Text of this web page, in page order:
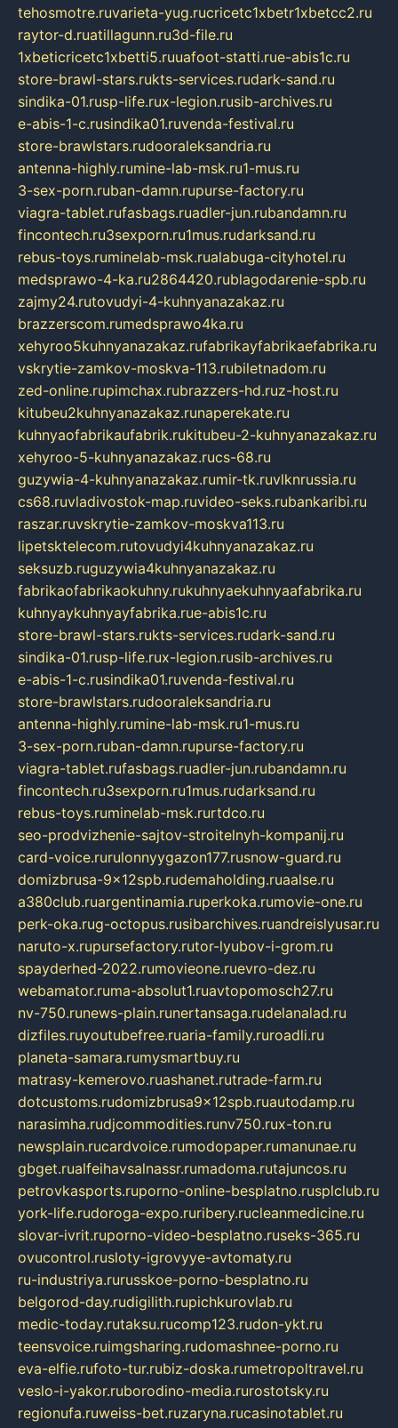
tehosmotre.ruvarieta-yug.rucricetc1xbetr1xbetcc2.ru
raytor-d.ruatillagunn.ru3d-file.ru
1xbeticricetc1xbetti5.ruuafoot-statti.rue-abis1c.ru
store-brawl-stars.rukts-services.rudark-sand.ru
sindika-01.rusp-life.rux-legion.rusib-archives.ru
e-abis-1-c.rusindika01.ruvenda-festival.ru
store-brawlstars.rudooraleksandria.ru
antenna-highly.rumine-lab-msk.ru1-mus.ru
3-sex-porn.ruban-damn.rupurse-factory.ru
viagra-tablet.rufasbags.ruadler-jun.rubandamn.ru
fincontech.ru3sexporn.ru1mus.rudarksand.ru
rebus-toys.ruminelab-msk.rualabuga-cityhotel.ru
medsprawo-4-ka.ru2864420.rublagodarenie-spb.ru
zajmy24.rutovudyi-4-kuhnyanazakaz.ru
brazzerscom.rumedsprawo4ka.ru
xehyroo5kuhnyanazakaz.rufabrikayfabrikaefabrika.ru
vskrytie-zamkov-moskva-113.rubiletnadom.ru
zed-online.rupimchax.rubrazzers-hd.ruz-host.ru
kitubeu2kuhnyanazakaz.runaperekate.ru
kuhnyaofabrikaufabrik.rukitubeu-2-kuhnyanazakaz.ru
xehyroo-5-kuhnyanazakaz.rucs-68.ru
guzywia-4-kuhnyanazakaz.rumir-tk.ruvlknrussia.ru
cs68.ruvladivostok-map.ruvideo-seks.rubankaribi.ru
raszar.ruvskrytie-zamkov-moskva113.ru
lipetsktelecom.rutovudyi4kuhnyanazakaz.ru
seksuzb.ruguzywia4kuhnyanazakaz.ru
fabrikaofabrikaokuhny.rukuhnyaekuhnyaafabrika.ru
kuhnyaykuhnyayfabrika.rue-abis1c.ru
store-brawl-stars.rukts-services.rudark-sand.ru
sindika-01.rusp-life.rux-legion.rusib-archives.ru
e-abis-1-c.rusindika01.ruvenda-festival.ru
store-brawlstars.rudooraleksandria.ru
antenna-highly.rumine-lab-msk.ru1-mus.ru
3-sex-porn.ruban-damn.rupurse-factory.ru
viagra-tablet.rufasbags.ruadler-jun.rubandamn.ru
fincontech.ru3sexporn.ru1mus.rudarksand.ru
rebus-toys.ruminelab-msk.rurtdco.ru
seo-prodvizhenie-sajtov-stroitelnyh-kompanij.ru
card-voice.rurulonnyygazon177.rusnow-guard.ru
domizbrusa-9x12spb.rudemaholding.ruaalse.ru
a380club.ruargentinamia.ruperkoka.rumovie-one.ru
perk-oka.rug-octopus.rusibarchives.ruandreislyusar.ru
naruto-x.rupursefactory.rutor-lyubov-i-grom.ru
spayderhed-2022.rumovieone.ruevro-dez.ru
webamator.ruma-absolut1.ruavtopomosch27.ru
nv-750.runews-plain.runertansaga.rudelanalad.ru
dizfiles.ruyoutubefree.ruaria-family.ruroadli.ru
planeta-samara.rumysmartbuy.ru
matrasy-kemerovo.ruashanet.rutrade-farm.ru
dotcustoms.rudomizbrusa9x12spb.ruautodamp.ru
narasimha.rudjcommodities.runv750.rux-ton.ru
newsplain.rucardvoice.rumodopaper.rumanunae.ru
gbget.rualfeihavsalnassr.rumadoma.rutajuncos.ru
petrovkasports.ruporno-online-besplatno.rusplclub.ru
york-life.rudoroga-expo.ruribery.rucleanmedicine.ru
slovar-ivrit.ruporno-video-besplatno.ruseks-365.ru
ovucontrol.rusloty-igrovyye-avtomaty.ru
ru-industriya.rurusskoe-porno-besplatno.ru
belgorod-day.rudigilith.rupichkurovlab.ru
medic-today.rutaksu.rucomp123.rudon-ykt.ru
teensvoice.ruimgsharing.rudomashnee-porno.ru
eva-elfie.rufoto-tur.rubiz-doska.rumetropoltravel.ru
veslo-i-yakor.ruborodino-media.rurostotsky.ru
regionufa.ruweiss-bet.ruzaryna.rucasinotablet.ru